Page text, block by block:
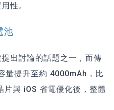
性。
池
出討論的話題之一，而傳
量提升至約 4000mAh，比
與 iOS 省電優化後，整體